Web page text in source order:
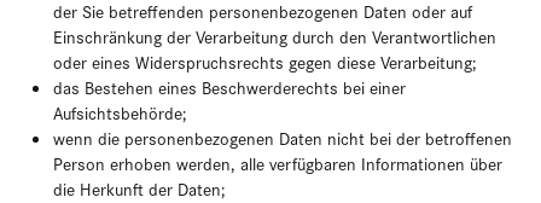
der Sie betreffenden personenbezogenen Daten oder auf
Einschränkung der Verarbeitung durch den Verantwortlichen
oder eines Widerspruchsrechts gegen diese Verarbeitung;
das Bestehen eines Beschwerderechts bei einer
Aufsichtsbehörde;
wenn die personenbezogenen Daten nicht bei der betroffenen
Person erhoben werden, alle verfügbaren Informationen über
die Herkunft der Daten;